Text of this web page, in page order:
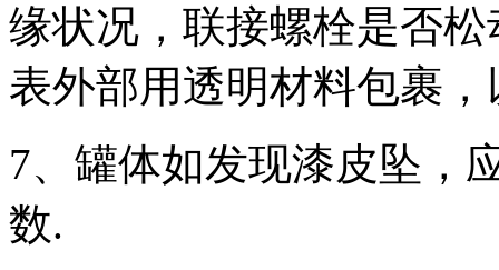
缘状况，联接螺栓是否
表外部用透明材料包裹
7、罐体如发现漆皮坠，
数.